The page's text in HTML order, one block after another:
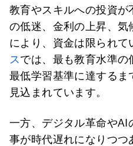
教育やスキルへの投資が
の低迷、金利の上昇、
により、資金は限られて
スでは、最も教育水準の
最低学習基準に達するま
見込まれています。
一方、デジタル革命やAI
事が時代遅れになりつ